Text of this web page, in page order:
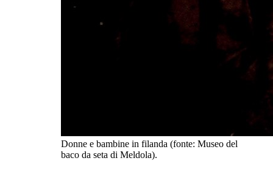
Donne e bambine in filanda (fonte: Museo del
baco da seta di Meldola).